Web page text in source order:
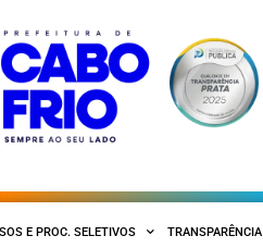
E PROC. SELETIVOS TRANSPARÊNCIA